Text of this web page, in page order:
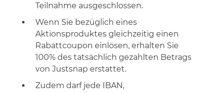
Teilnahme ausgeschlossen.
Wenn Sie bezüglich eines
Aktionsproduktes gleichzeitig einen
Rabattcoupon einlösen, erhalten Sie
100% des tatsächlich gezahlten Betrags
von Justsnap erstattet.
Zudem darf jede IBAN,